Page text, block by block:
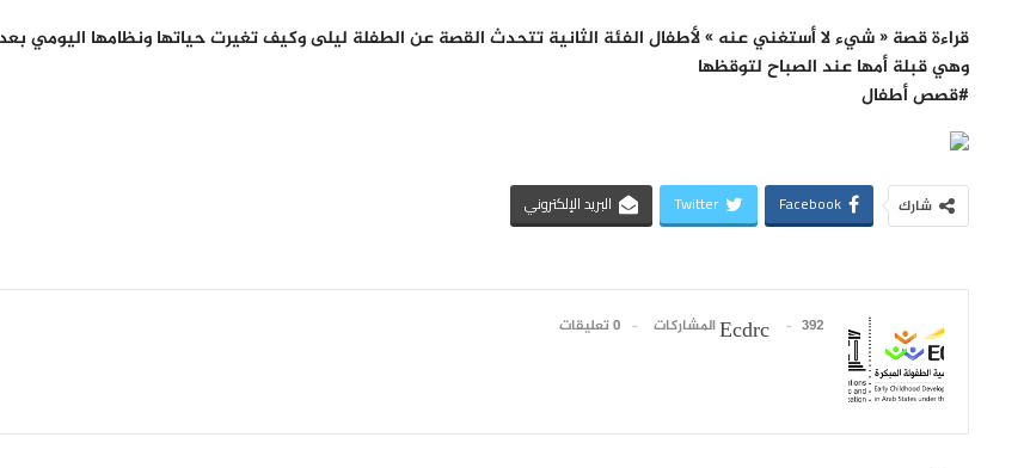
قراءة قصة « شيء لا أستغني عنه » لأطفال الفئة الثانية تتحدث القصة عن الطفلة ليلى وكيف تغيرت حياتها ونظامها
وهي قبلة أمها عند الصباح لتوقظها
#قصص أطفال
شارك Facebook
Twitter البريد الإلكتروني
Ecdrc 392 المشاركات 0 تعليقات